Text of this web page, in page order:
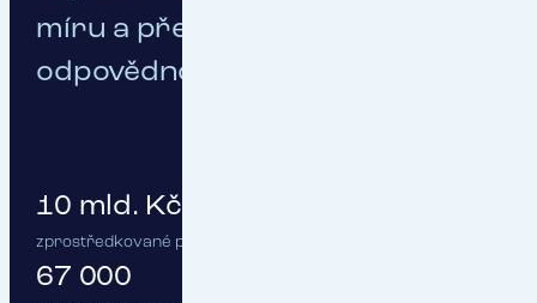
míru a přebíráme za něj osobní
odpovědnost.
10 mld. Kč
zprostředkované pojistné
67 000